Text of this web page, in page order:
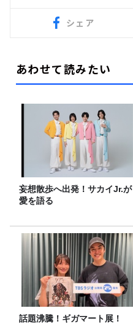
シェア
あわせて読みたい
妄想散歩へ出発！サカイJr.が
愛を語る
話題沸騰！ギガマート展！